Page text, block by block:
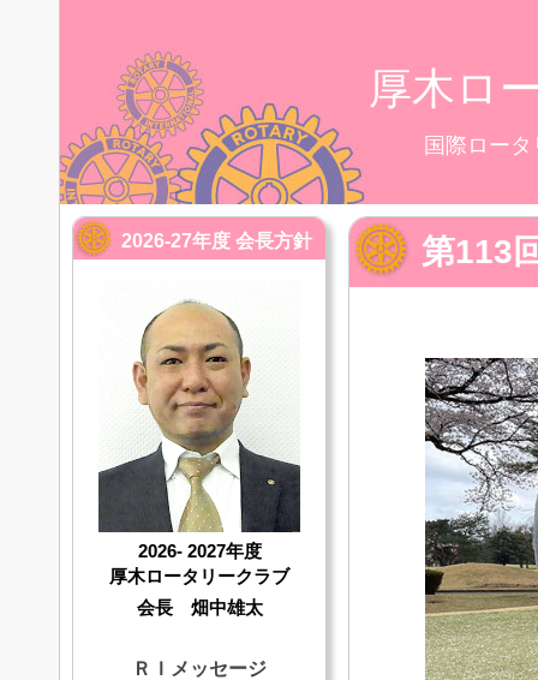
厚木ロ
国際ロー
第113
2026-27年度 会長方針
2026- 2027年度
厚木ロータリークラブ
会長 畑中雄太
ＲＩメッセージ